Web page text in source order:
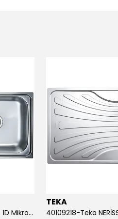
40109151-Teka PRİNCESS 60 1½B 1D Mikroketen Sağ Çelik Eviye
TEKA